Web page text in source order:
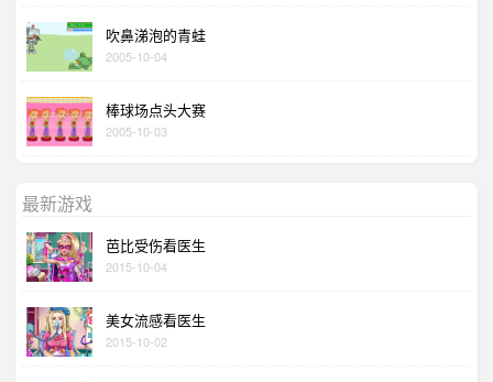
吹鼻涕泡的青蛙
2005-10-04
棒球场点头大赛
2005-10-03
最新游戏
芭比受伤看医生
2015-10-04
美女流感看医生
2015-10-02